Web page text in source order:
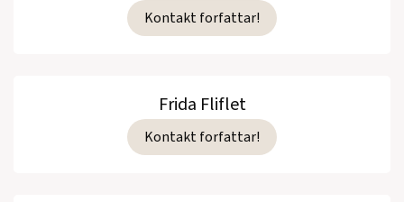
Kontakt forfattar!
Frida Fliflet
Kontakt forfattar!